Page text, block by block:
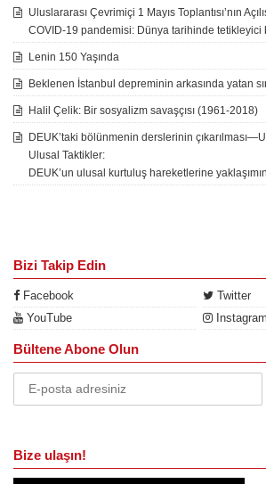
Uluslararası Çevrimiçi 1 Mayıs Toplantısı’nın
COVID-19 pandemisi: Dünya tarihinde tetikleyici
Lenin 150 Yaşında
Beklenen İstanbul depreminin arkasında yatan
Halil Çelik: Bir sosyalizm savaşçısı (1961-2018)
DEUK’taki bölünmenin derslerinin
Ulusal Taktikler:
DEUK’un ulusal kurtuluş hareketlerine
Bizi Takip Edin
Facebook
Twitter
YouTube
Instagram
Bültene Abone Olun
Bize ulaşın!